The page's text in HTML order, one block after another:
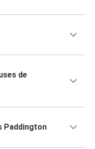
de
Paddington